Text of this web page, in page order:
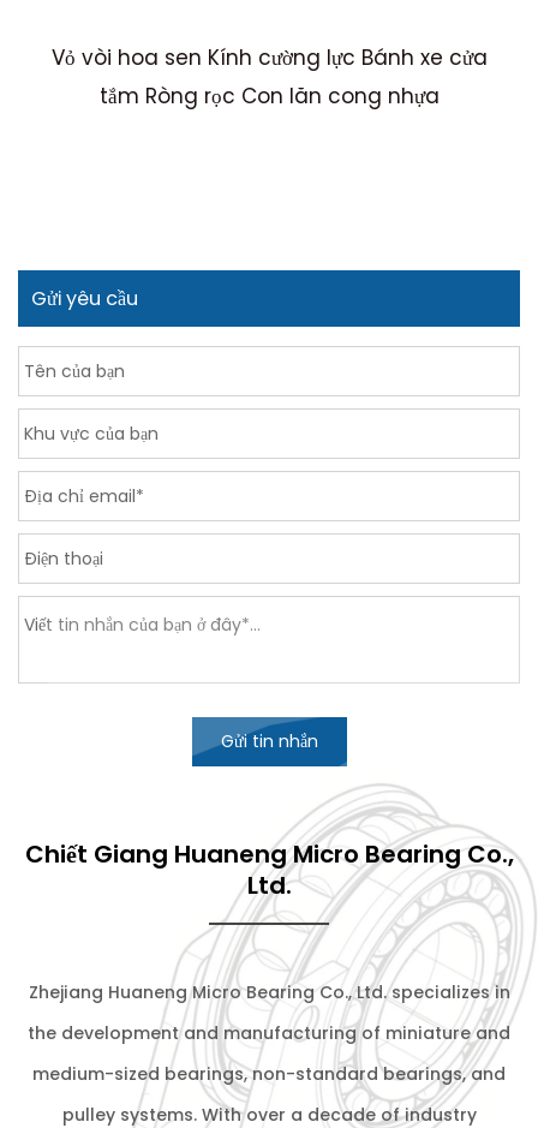
Vỏ vòi hoa sen Kính cường lực Bánh xe cửa
tắm Ròng rọc Con lăn cong nhựa
Gửi yêu cầu
Gửi tin nhắn
Chiết Giang Huaneng Micro Bearing Co.,
Ltd.
Zhejiang Huaneng Micro Bearing Co., Ltd. specializes in
the development and manufacturing of miniature and
medium-sized bearings, non-standard bearings, and
pulley systems. With over a decade of industry